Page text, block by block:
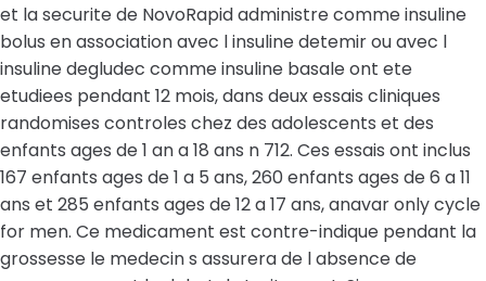
et la securite de NovoRapid administre comme insuline
bolus en association avec l insuline detemir ou avec l
insuline degludec comme insuline basale ont ete
etudiees pendant 12 mois, dans deux essais cliniques
randomises controles chez des adolescents et des
enfants ages de 1 an a 18 ans n 712. Ces essais ont inclus
167 enfants ages de 1 a 5 ans, 260 enfants ages de 6 a 11
ans et 285 enfants ages de 12 a 17 ans, anavar only cycle
for men. Ce medicament est contre-indique pendant la
grossesse le medecin s assurera de l absence de